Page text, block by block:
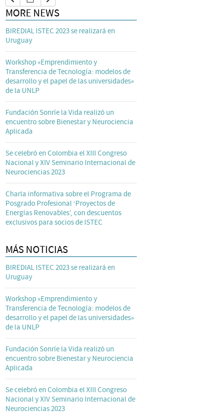
MORE NEWS
BIREDIAL ISTEC 2023 se realizará en
Uruguay
Workshop «Emprendimiento y
Transferencia de Tecnología: modelos de
desarrollo y el papel de las universidades»
de la UNLP
Fundación Sonríe la Vida realizó un
encuentro sobre Bienestar y Neurociencia
Aplicada
Se celebró en Colombia el XIII Congreso
Nacional y XIV Seminario Internacional de
Neurociencias 2023
Charla informativa sobre el Programa de
Posgrado Profesional ‘Proyectos de
Energías Renovables’, con descuentos
exclusivos para socios de ISTEC
MÁS NOTICIAS
BIREDIAL ISTEC 2023 se realizará en
Uruguay
Workshop «Emprendimiento y
Transferencia de Tecnología: modelos de
desarrollo y el papel de las universidades»
de la UNLP
Fundación Sonríe la Vida realizó un
encuentro sobre Bienestar y Neurociencia
Aplicada
Se celebró en Colombia el XIII Congreso
Nacional y XIV Seminario Internacional de
Neurociencias 2023